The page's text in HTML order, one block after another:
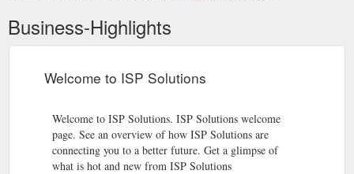
Business-Highlights
Welcome to ISP Solutions
Welcome to ISP Solutions. ISP Solutions welcome
page. See an overview of how ISP Solutions are
connecting you to a better future. Get a glimpse of
what is hot and new from ISP Solutions